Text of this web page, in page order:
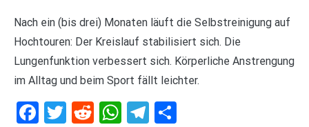
Nach ein (bis drei) Monaten läuft die Selbstreinigung auf
Hochtouren: Der Kreislauf stabilisiert sich. Die
Lungenfunktion verbessert sich. Körperliche Anstrengung
im Alltag und beim Sport fällt leichter.
Facebook
Twitter
RedditWhatsApp
Telegram